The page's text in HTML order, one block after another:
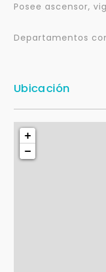
Posee ascensor,
Departamentos
Ubicación
+
−